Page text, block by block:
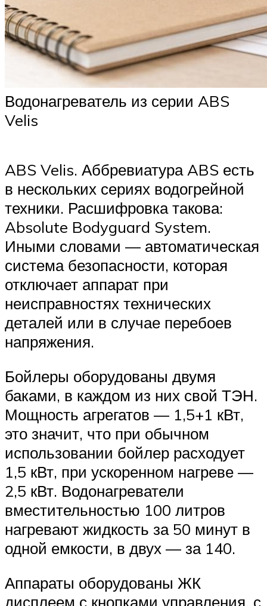
Водонагреватель из серии ABS
Velis
ABS Velis. Аббревиатура ABS есть
в нескольких сериях водогрейной
техники. Расшифровка такова:
Absolute Bodyguard System.
Иными словами — автоматическая
система безопасности, которая
отключает аппарат при
неисправностях технических
деталей или в случае перебоев
напряжения.
Бойлеры оборудованы двумя
баками, в каждом из них свой ТЭН.
Мощность агрегатов — 1,5+1 кВт,
это значит, что при обычном
использовании бойлер расходует
1,5 кВт, при ускоренном нагреве —
2,5 кВт. Водонагреватели
вместительностью 100 литров
нагревают жидкость за 50 минут в
одной емкости, в двух — за 140.
Аппараты оборудованы ЖК
дисплеем с кнопками управления, с